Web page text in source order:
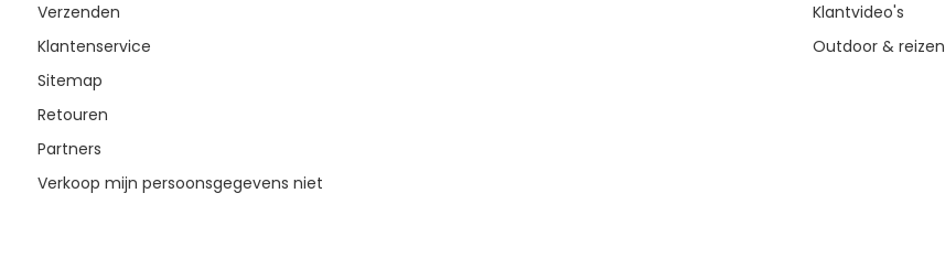
Verzenden
Klantenservice
Sitemap
Retouren
Partners
Verkoop mijn persoonsgegevens niet
Klantvideo's
Outdoor & reizen